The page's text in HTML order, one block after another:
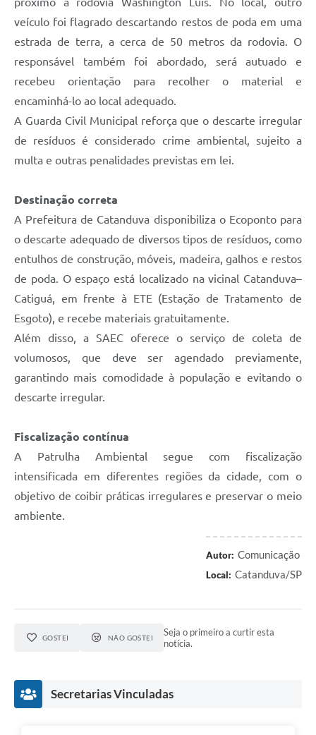
veículo foi flagrado descartando restos de poda em uma
estrada de terra, a cerca de 50 metros da rodovia. O
responsável também foi abordado, será autuado e
recebeu orientação para recolher o material e
encaminhá-lo ao local adequado.
A Guarda Civil Municipal reforça que o descarte irregular
de resíduos é considerado crime ambiental, sujeito a
multa e outras penalidades previstas em lei.
Destinação correta
A Prefeitura de Catanduva disponibiliza o Ecoponto para
o descarte adequado de diversos tipos de resíduos, como
entulhos de construção, móveis, madeira, galhos e restos
de poda. O espaço está localizado na vicinal Catanduva–
Catiguá, em frente à ETE (Estação de Tratamento de
Esgoto), e recebe materiais gratuitamente.
Além disso, a SAEC oferece o serviço de coleta de
volumosos, que deve ser agendado previamente,
garantindo mais comodidade à população e evitando o
descarte irregular.
Fiscalização contínua
A Patrulha Ambiental segue com fiscalização
intensificada em diferentes regiões da cidade, com o
objetivo de coibir práticas irregulares e preservar o meio
ambiente.
Autor: Comunicação
Local: Catanduva/SP
GOSTEI NÃO GOSTEI
Seja o primeiro a curtir esta
notícia.
Secretarias Vinculadas